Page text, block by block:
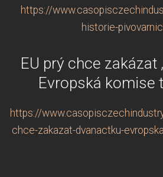
https://
historie-
EU prý chce zakázat
Evropská komise
https://
chce-zakazat-dvanactku-